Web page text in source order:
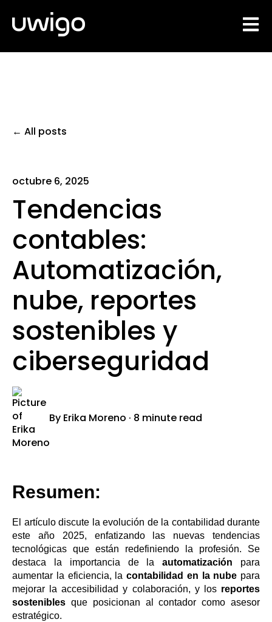
All posts
octubre 6, 2025
Tendencias
contables:
Automatización,
nube, reportes
sostenibles y
ciberseguridad
By Erika Moreno · 8 minute read
Resumen:
El artículo discute la evolución de la contabilidad durante
este año 2025, enfatizando las nuevas tendencias
tecnológicas que están redefiniendo la profesión. Se
destaca la importancia de laautomatización para
aumentar la eficiencia, la contabilidad en la nube para
mejorar la accesibilidad y colaboración, y los reportes
sostenibles que posicionan al contador como asesor
estratégico.